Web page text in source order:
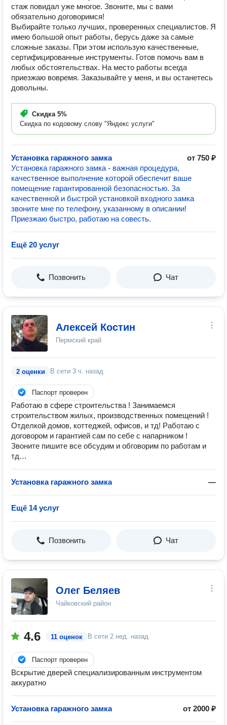
стаж повидал уже многое. Звоните, мы с вами
обязательно договоримся!
Выбирайте только лучших, проверенных специалистов. Я
имею большой опыт работы, берусь даже за самые
сложные заказы. При этом использую качественные,
сертифицированные инструменты. Готов помочь вам в
любых обстоятельствах. На место работы всегда
приезжаю вовремя. Заказывайте у меня, и вы останетесь
довольны.
Скидка 5%
Скидка по кодовому слову "Яндекс услуги"
Установка гаражного замка
от 750 ₽
Установка гаражного замка - важная процедура,
качественное выполнение которой обеспечит ваше
помещение гарантированной безопасностью. За
качественной и быстрой установкой входного замка
звоните мне по телефону, указанному в описании!
Приезжаю быстро, работаю на совесть.
Ещё 20 услуг
Позвонить Чат
Алексей Костин
Пермский край
2 оценки В сети 3 ч. назад
Паспорт проверен
Работаю в сфере строительства ! Занимаемся
строительством жилых, производственных помещений !
Отделкой домов, коттеджей, офисов, и тд! Работаю с
договором и гарантией сам по себе с напарником !
Звоните пишите все обсудим и обговорим по работам и
тд…
Установка гаражного замка —
Ещё 14 услуг
Позвонить Чат
Олег Беляев
Чайковский район
4.6 11 оценок В сети 2 нед. назад
Паспорт проверен
Вскрытие дверей специализированным инструментом
аккуратно
Установка гаражного замка от 2000 ₽